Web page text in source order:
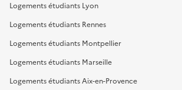
Logements étudiants Lyon
Logements étudiants Rennes
Logements étudiants Montpellier
Logements étudiants Marseille
Logements étudiants Aix-en-Provence